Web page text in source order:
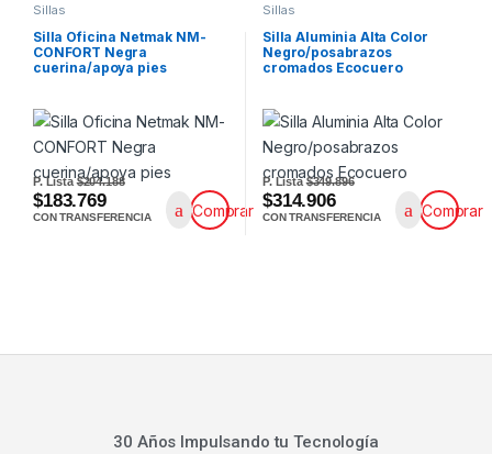
Sillas
Silla Oficina Netmak NM-
CONFORT Negra
cuerina/apoya pies
P. Lista$204.188
$183.769
CON TRANSFERENCIA Comprar
Sillas
Silla Aluminia Alta Color
Negro/posabrazos
cromados Ecocuero
P. Lista$349.896
$314.906
CON TRANSFERENCIA Comprar
30 Años Impulsando tu Tecnología